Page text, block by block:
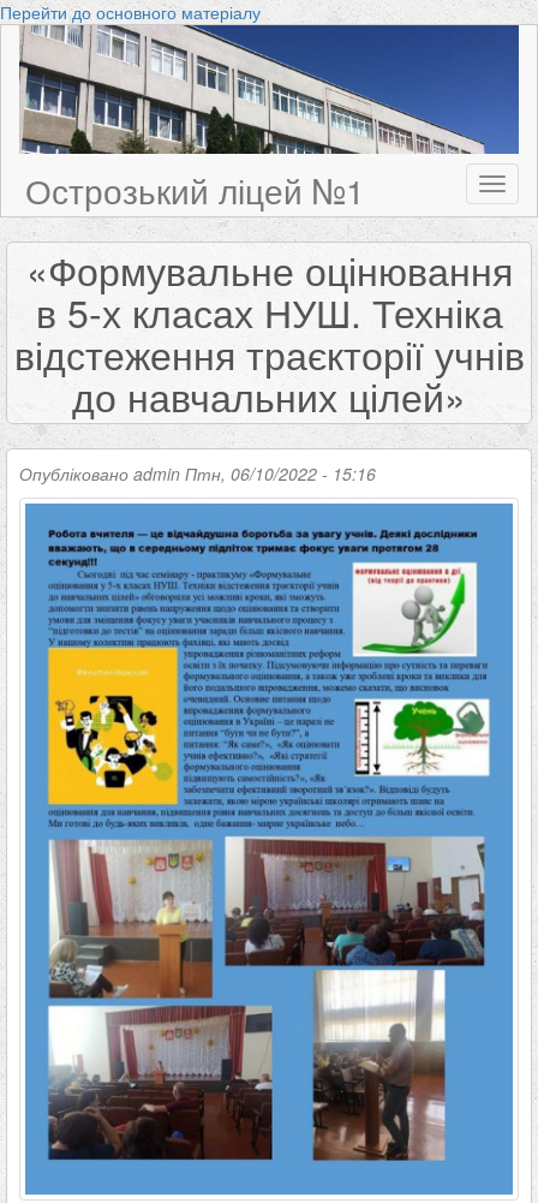
Перейти до основного матеріалу
Острозький ліцей №1
«Формувальне оцінювання
в 5-х класах НУШ. Техніка
відстеження траєкторії учнів
до навчальних цілей»
Опубліковано admin Птн, 06/10/2022 - 15:16